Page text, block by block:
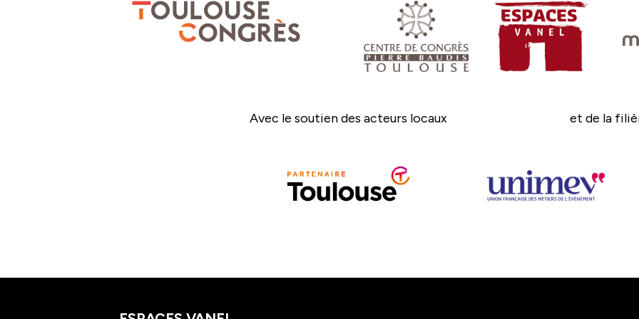
Avec le soutien des acteurs locaux et de la